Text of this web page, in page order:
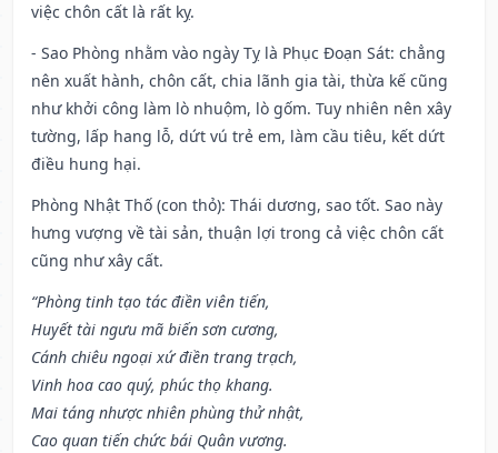
việc chôn cất là rất kỵ.
- Sao Phòng nhằm vào ngày Tỵ là Phục Đoạn Sát: chẳng
nên xuất hành, chôn cất, chia lãnh gia tài, thừa kế cũng
như khởi công làm lò nhuộm, lò gốm. Tuy nhiên nên xây
tường, lấp hang lỗ, dứt vú trẻ em, làm cầu tiêu, kết dứt
điều hung hại.
Phòng Nhật Thố (con thỏ): Thái dương, sao tốt. Sao này
hưng vượng về tài sản, thuận lợi trong cả việc chôn cất
cũng như xây cất.
“Phòng tinh tạo tác điền viên tiến,
Huyết tài ngưu mã biến sơn cương,
Cánh chiêu ngoại xứ điền trang trạch,
Vinh hoa cao quý, phúc thọ khang.
Mai táng nhược nhiên phùng thử nhật,
Cao quan tiến chức bái Quân vương.